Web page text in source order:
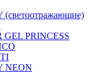
PRINCESS